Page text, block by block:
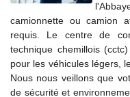
camionnette ou camion
requis. Le centre de
technique chemillois
pour les véhicules légers,
Nous nous veillons que
de sécurité et